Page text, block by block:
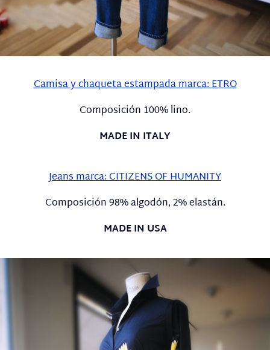
Camisa y chaqueta estampada marca: ETRO
Composición 100% lino.
MADE IN ITALY
Jeans marca: CITIZENS OF HUMANITY
Composición 98% algodón, 2% elastán.
MADE IN USA